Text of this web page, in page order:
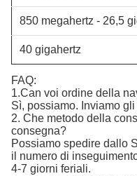
850 megahertz - 26,5
40 gigahertz
FAQ:
1.Can voi ordine della
Sì, possiamo. Inviamo
2. Che metodo della
consegna?
Possiamo spedire dallo
il numero di
4-7 giorni feriali.